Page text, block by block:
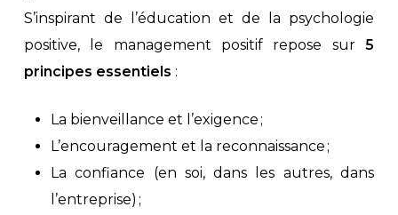
S’inspirant de l’éducation et de la psychologie
positive, le management positif repose sur5
principes essentiels :
La bienveillance et l’exigence ;
L’encouragement et la reconnaissance ;
La confiance (en soi, dans les autres, dans
l’entreprise) ;